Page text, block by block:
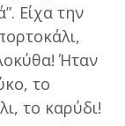
Είχα την
Ήταν
το
το καρύδι!